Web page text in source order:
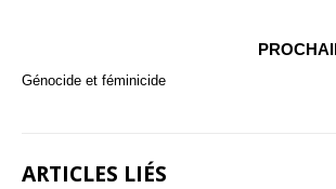
Génocide et féminicide
ARTICLES LIÉS